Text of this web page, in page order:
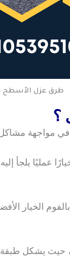
طرق عزل الأسطح
؟
مواجهة
بشكل أوسع في عام
الخيار
حيث يشكل